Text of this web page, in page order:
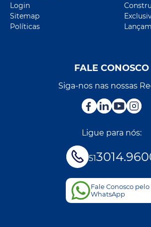
Login
Sitemap
Políticas
FALE CONOSCO
Siga-nos nas nossas
Ligue para nós:
51
Fale Conosco pelo
WhatsApp